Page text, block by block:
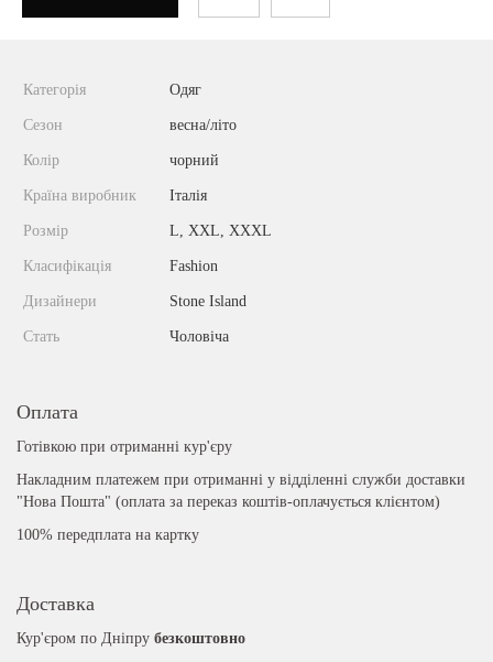
Категорія Одяг
Сезон весна/літо
Колір чорний
Країна виробник Італія
Розмір L, XXL, ХХХL
Класифікація Fashion
Дизайнери Stone Island
Стать Чоловіча
Оплата
Готівкою при отриманні кур'єру
Накладним платежем при отриманні у відділенні служби доставки
"Нова Пошта" (оплата за переказ коштів-оплачується клієнтом)
100% передплата на картку
Доставка
Кур'єром по Дніпру безкоштовно